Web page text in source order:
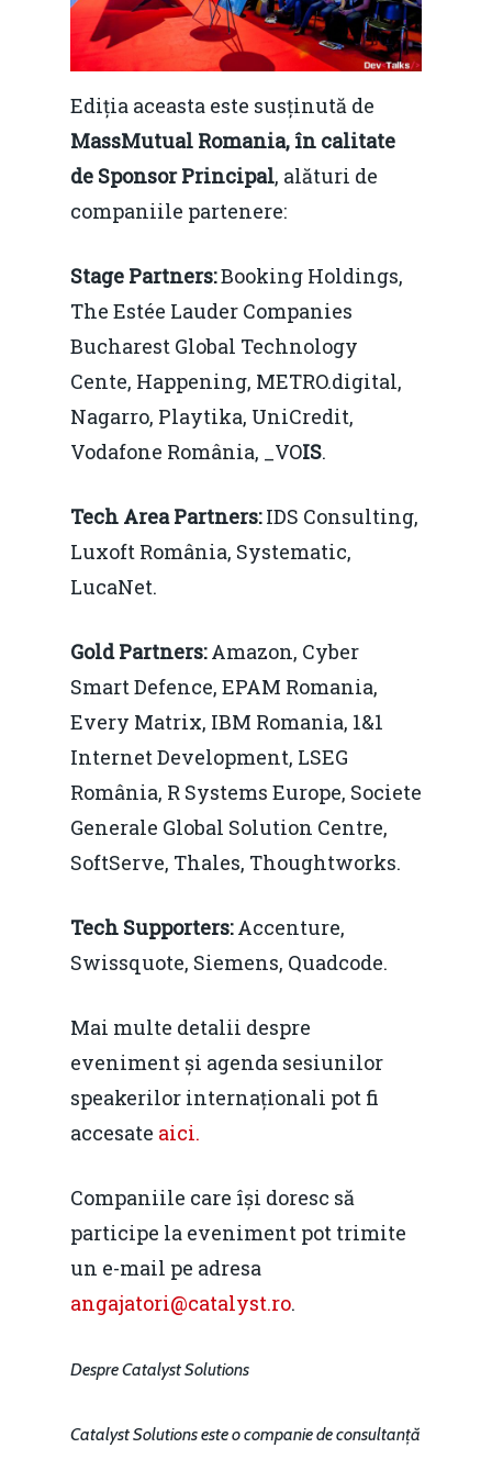
Ediția aceasta este susținută de
MassMutual Romania, în calitate
de Sponsor Principal, alături de
companiile partenere:
Stage Partners:Booking Holdings,
The Estée Lauder Companies
Bucharest Global Technology
Cente, Happening, METRO.digital,
Nagarro, Playtika, UniCredit,
Vodafone România, _VOIS.
Tech Area Partners:IDS Consulting,
Luxoft România, Systematic,
LucaNet.
Gold Partners:Amazon, Cyber
Smart Defence, EPAM Romania,
Every Matrix, IBM Romania, 1&1
Internet Development, LSEG
România, R Systems Europe, Societe
Generale Global Solution Centre,
SoftServe, Thales, Thoughtworks.
Tech Supporters:Accenture,
Swissquote, Siemens, Quadcode.
Mai multe detalii despre
eveniment și agenda sesiunilor
speakerilor internaționali pot fi
accesate aici.
Companiile care își doresc să
participe la eveniment pot trimite
un e-mail pe adresa
angajatori@catalyst.ro.
Despre Catalyst Solutions
Catalyst Solutions este o companie de consultanță
Fiscalitate pentru o
Durabilă
Martie 2016
Decembrie 2015
Agribusiness
Energia